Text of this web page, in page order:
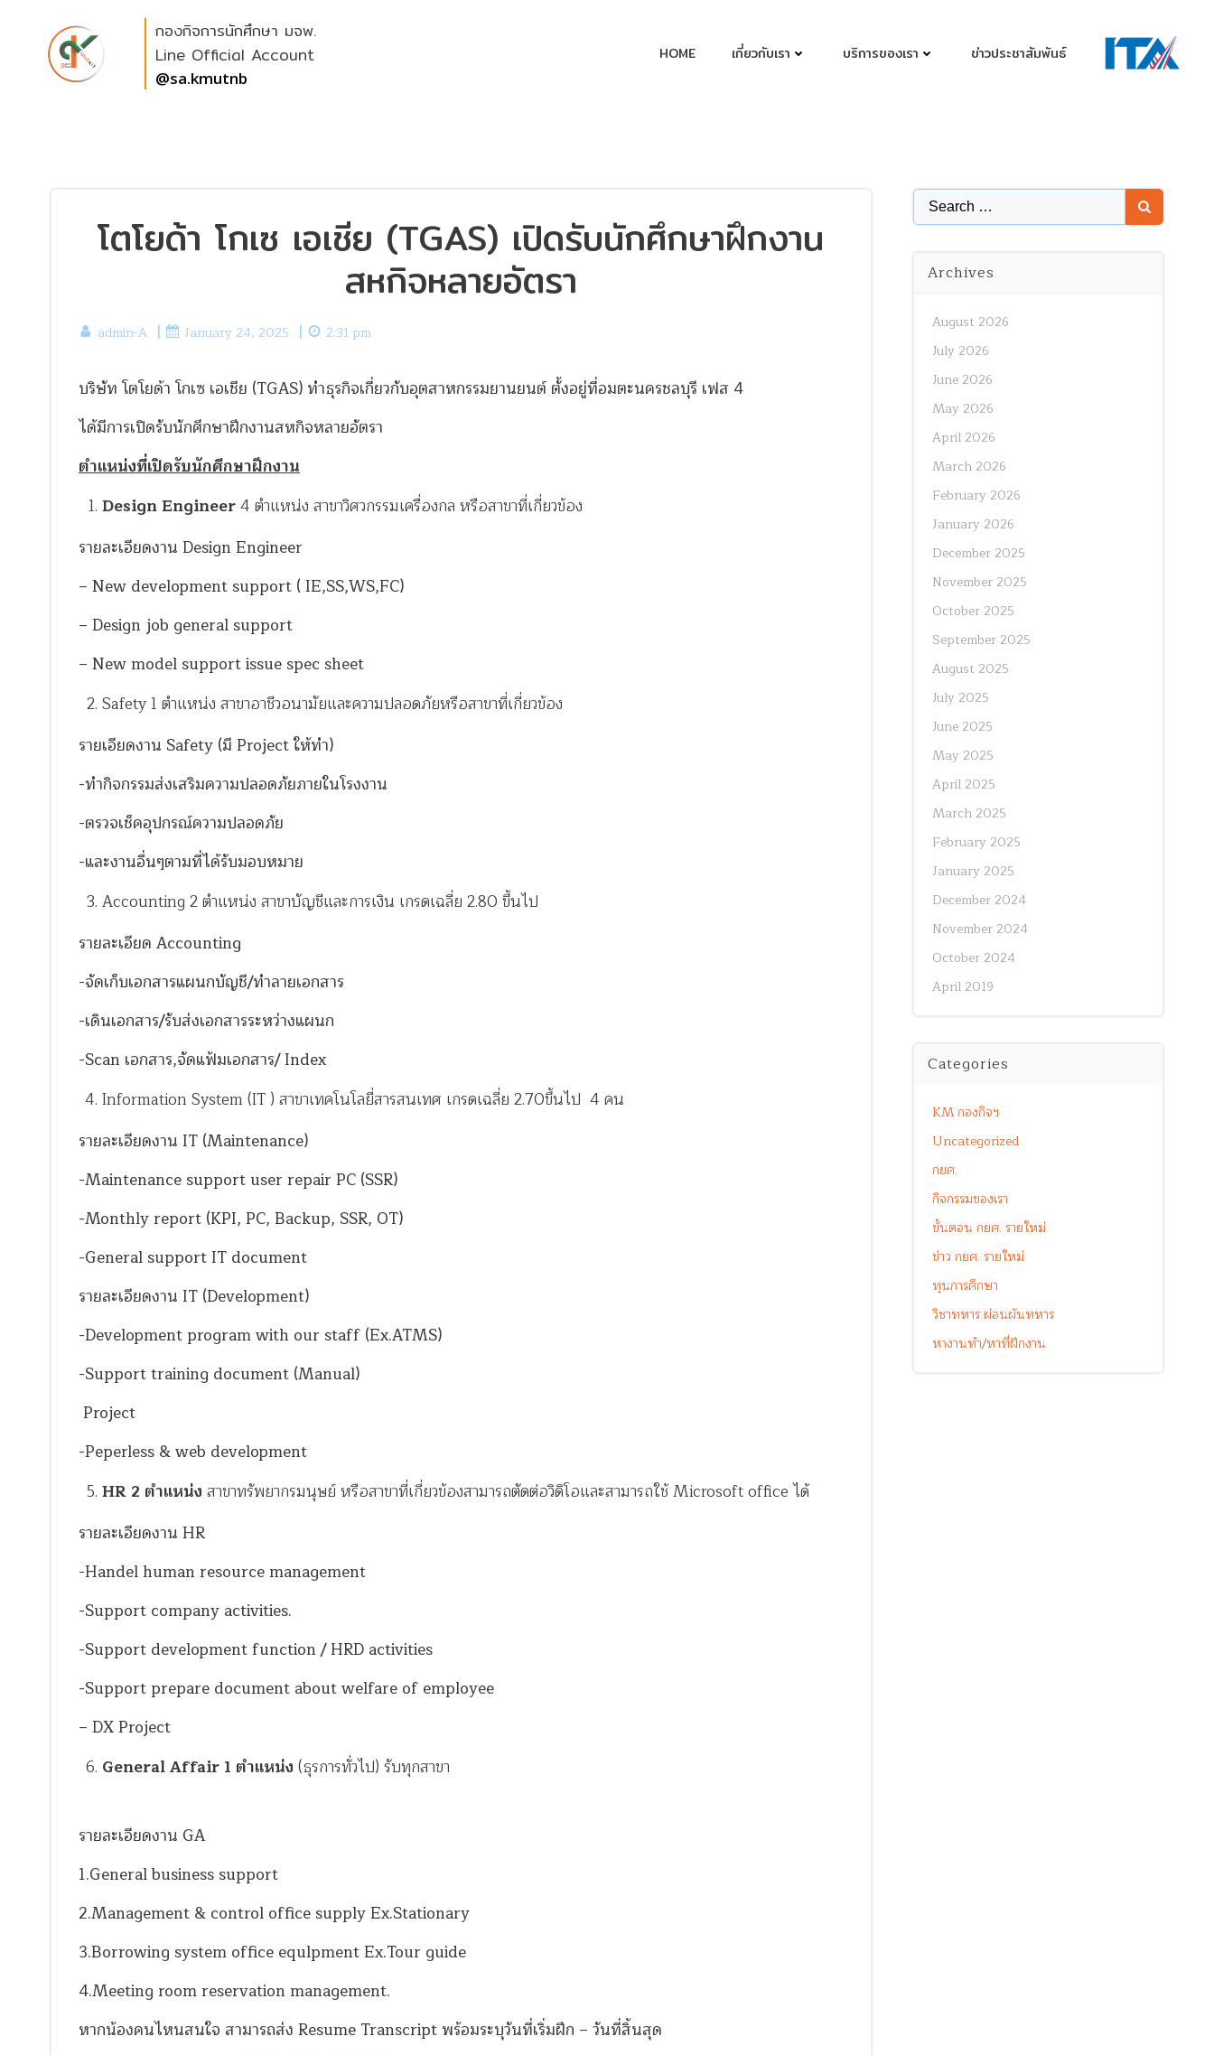
content
กองกิจการนักศึกษา มจพ.
Line Official Account
@sa.kmutnb
HOME เกี่ยวกับเรา บริการของเรา ข่าวประชาสัมพันธ์
โตโยด้า โกเซ เอเชีย (TGAS) เปิดรับนักศึกษาฝึกงาน
สหกิจหลายอัตรา
admin-A | January 24, 2025 | 2:31 pm
บริษัท โตโยด้า โกเซ เอเชีย (TGAS) ทำธุรกิจเกี่ยวกับอุตสาหกรรมยานยนต์ ตั้งอยู่ที่อมตะนครชลบุรี เฟส 4
ได้มีการเปิดรับนักศึกษาฝึกงานสหกิจหลายอัตรา
ตำแหน่งที่เปิดรับนักศึกษาฝึกงาน
Design Engineer4 ตำแหน่ง สาขาวิศวกรรมเครื่องกล หรือสาขาที่เกี่ยวข้อง
รายละเอียดงาน Design Engineer
– New development support ( IE,SS,WS,FC)
– Design job general support
– New model support issue spec sheet
Safety 1 ตำแหน่ง สาขาอาชีวอนามัยและความปลอดภัยหรือสาขาที่เกี่ยวข้อง
รายเอียดงาน Safety (มี Project ให้ทำ)
-ทำกิจกรรมส่งเสริมความปลอดภัยภายในโรงงาน
-ตรวจเช็คอุปกรณ์ความปลอดภัย
-และงานอื่นๆตามที่ได้รับมอบหมาย
Accounting 2 ตำแหน่ง สาขาบัญชีและการเงิน เกรดเฉลี่ย 2.80 ขึ้นไป
รายละเอียด Accounting
-จัดเก็บเอกสารแผนกบัญชี/ทำลายเอกสาร
-เดินเอกสาร/รับส่งเอกสารระหว่างแผนก
-Scan เอกสาร,จัดแฟ้มเอกสาร/ Index
Information System (IT ) สาขาเทคโนโลยี่สารสนเทศ เกรดเฉลี่ย 2.70ขึ้นไป 4 คน
รายละเอียดงาน IT (Maintenance)
-Maintenance support user repair PC (SSR)
-Monthly report (KPI, PC, Backup, SSR, OT)
-General support IT document
รายละเอียดงาน IT (Development)
-Development program with our staff (Ex.ATMS)
-Support training document (Manual)
Project
-Peperless & web development
HR 2 ตำแหน่ง สาขาทรัพยากรมนุษย์ หรือสาขาที่เกี่ยวข้องสามารถตัดต่อวิดิโอและสามารถใช้ Microsoft office ได้
รายละเอียดงาน HR
-Handel human resource management
-Support company activities.
-Support development function / HRD activities
-Support prepare document about welfare of employee
– DX Project
General Affair 1 ตำแหน่ง (ธุรการทั่วไป) รับทุกสาขา
รายละเอียดงาน GA
1.General business support
2.Management & control office supply Ex.Stationary
3.Borrowing system office equlpment Ex.Tour guide
4.Meeting room reservation management.
หากน้องคนไหนสนใจ สามารถส่ง Resume Transcript พร้อมระบุวันที่เริ่มฝึก – วันที่สิ้นสุด
Search
for:
Archives
August 2026
July 2026
June 2026
May 2026
April 2026
March 2026
February 2026
January 2026
December 2025
November 2025
October 2025
September 2025
August 2025
July 2025
June 2025
May 2025
April 2025
March 2025
February 2025
January 2025
December 2024
November 2024
October 2024
April 2019
Categories
KM กองกิจฯ
Uncategorized
กยศ.
กิจกรรมของเรา
ขั้นตอน กยศ. รายใหม่
ข่าว กยศ. รายใหม่
ทุนการศึกษา
วิชาทหาร ผ่อนผันทหาร
หางานทำ/หาที่ฝึกงาน